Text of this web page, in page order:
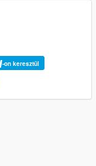
-on keresztül